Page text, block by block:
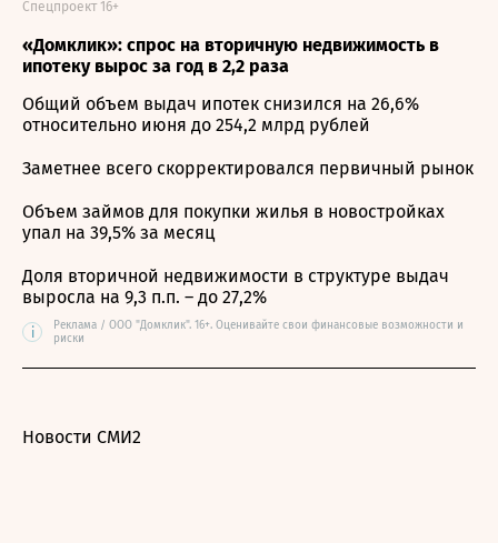
«Домклик»: спрос на вторичную недвижимость в
ипотеку вырос за год в 2,2 раза
Спецпроект 16+
Общий объем выдач ипотек снизился на 26,6%
относительно июня до 254,2 млрд рублей
Заметнее всего скорректировался первичный рынок
Объем займов для покупки жилья в новостройках
упал на 39,5% за месяц
Доля вторичной недвижимости в структуре выдач
выросла на 9,3 п.п. – до 27,2%
i
Реклама / ООО "Домклик". 16+. Оценивайте свои финансовые возможности и
риски
Новости СМИ2